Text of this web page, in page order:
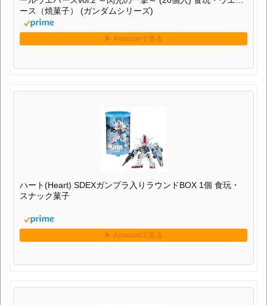
ース（焼菓子） (ガンダムシリーズ)
ハート(Heart) SDEXガンプラ入りラウンドBOX 1個 食玩・
スナック菓子